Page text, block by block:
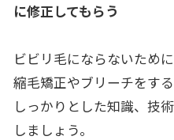
に修正してもらう
ビビリ毛にならないために
縮毛矯正やブリーチをす
しっかりとした知識、技
しましょう。